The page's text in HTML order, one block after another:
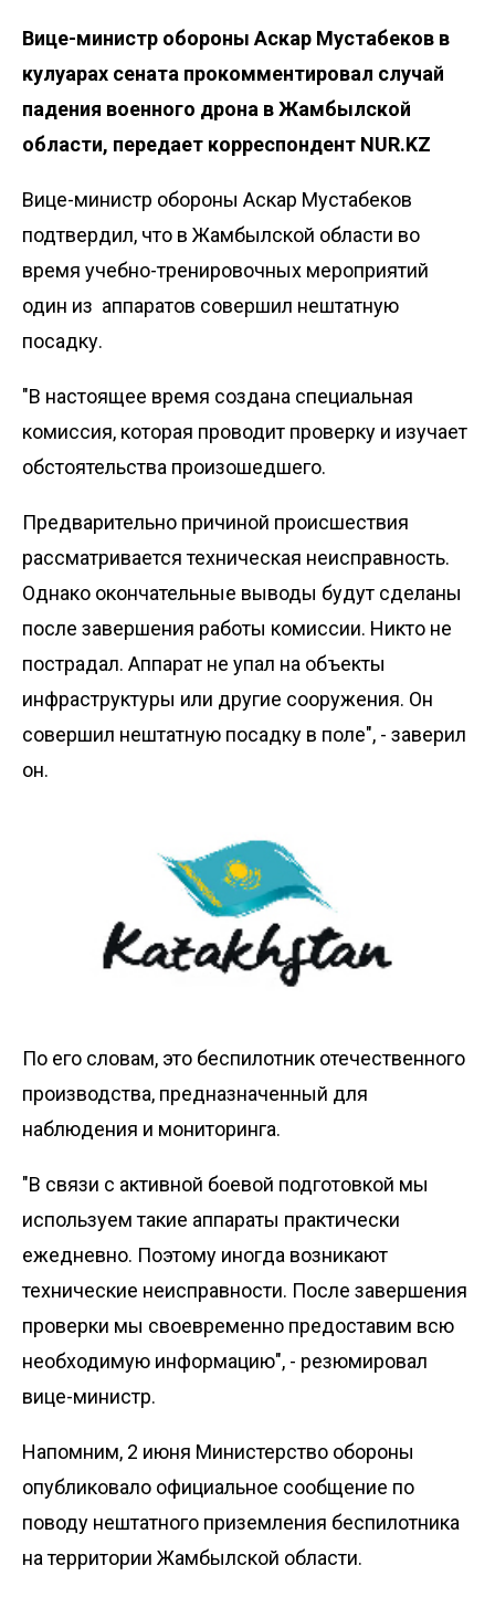
Вице-министр обороны Аскар Мустабеков в
кулуарах сената прокомментировал случай
падения военного дрона в Жамбылской
области, передает корреспондент NUR.KZ
Вице-министр обороны Аскар Мустабеков
подтвердил, что в Жамбылской области во
время учебно-тренировочных мероприятий
один из аппаратов совершил нештатную
посадку.
"В настоящее время создана специальная
комиссия, которая проводит проверку и изучает
обстоятельства произошедшего.
Предварительно причиной происшествия
рассматривается техническая неисправность.
Однако окончательные выводы будут сделаны
после завершения работы комиссии. Никто не
пострадал. Аппарат не упал на объекты
инфраструктуры или другие сооружения. Он
совершил нештатную посадку в поле", - заверил
он.
По его словам, это беспилотник отечественного
производства, предназначенный для
наблюдения и мониторинга.
"В связи с активной боевой подготовкой мы
используем такие аппараты практически
ежедневно. Поэтому иногда возникают
технические неисправности. После завершения
проверки мы своевременно предоставим всю
необходимую информацию", - резюмировал
вице-министр.
Напомним, 2 июня Министерство обороны
опубликовало официальное сообщение по
поводу нештатного приземления беспилотника
на территории Жамбылской области.